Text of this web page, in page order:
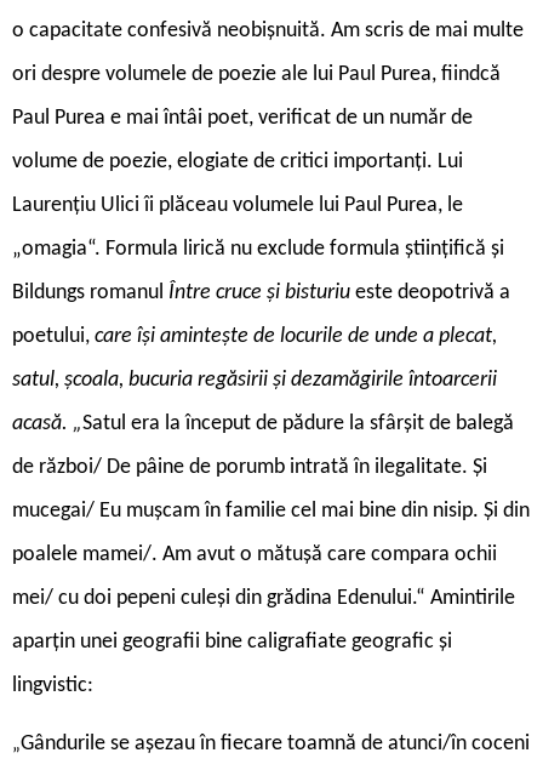
o capacitate confesivă neobișnuită. Am scris de mai multe
ori despre volumele de poezie ale lui Paul Purea, fiindcă
Paul Purea e mai întâi poet, verificat de un număr de
volume de poezie, elogiate de critici importanți. Lui
Laurențiu Ulici îi plăceau volumele lui Paul Purea, le
„omagia“. Formula lirică nu exclude formula științifică și
Bildungs romanul Între cruce și bisturiu este deopotrivă a
poetului, care își amintește de locurile de unde a plecat,
satul, școala, bucuria regăsirii și dezamăgirile întoarcerii
acasă. „Satul era la început de pădure la sfârșit de balegă
de război/ De pâine de porumb intrată în ilegalitate. Și
mucegai/ Eu mușcam în familie cel mai bine din nisip. Și din
poalele mamei/. Am avut o mătușă care compara ochii
mei/ cu doi pepeni culeși din grădina Edenului.“ Amintirile
aparțin unei geografii bine caligrafiate geografic și
lingvistic:
„Gândurile se așezau în fiecare toamnă de atunci/în coceni